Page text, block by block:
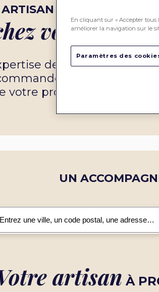
vous
de nos PROS
par CEDEO,
votre projet.
UN
artisan À
En cliquant sur « Accepter tous
améliorer la navigation sur le
Paramètres des